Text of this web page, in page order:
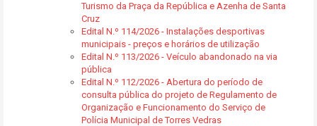
Turismo da Praça da República e Azenha de Santa
Cruz
Edital N.º 114/2026 - Instalações desportivas
municipais - preços e horários de utilização
Edital N.º 113/2026 - Veículo abandonado na via
pública
Edital N.º 112/2026 - Abertura do período de
consulta pública do projeto de Regulamento de
Organização e Funcionamento do Serviço de
Polícia Municipal de Torres Vedras